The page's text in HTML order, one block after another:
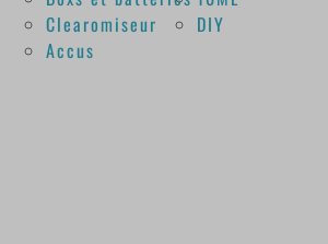
Clearomiseur
Accus
DIY